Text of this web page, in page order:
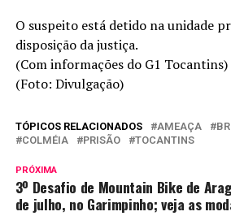
O suspeito está detido na unidade
disposição da justiça.
(Com informações do G1 Tocantins)
(Foto: Divulgação)
TÓPICOS RELACIONADOS AMEAÇA
COLMÉIA
PRISÃO TOCANTINS
PRÓXIMA
3º Desafio de Mountain Bike de
de julho, no Garimpinho; veja as